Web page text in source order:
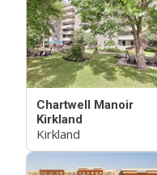
Chartwell Manoir
Kirkland
Kirkland